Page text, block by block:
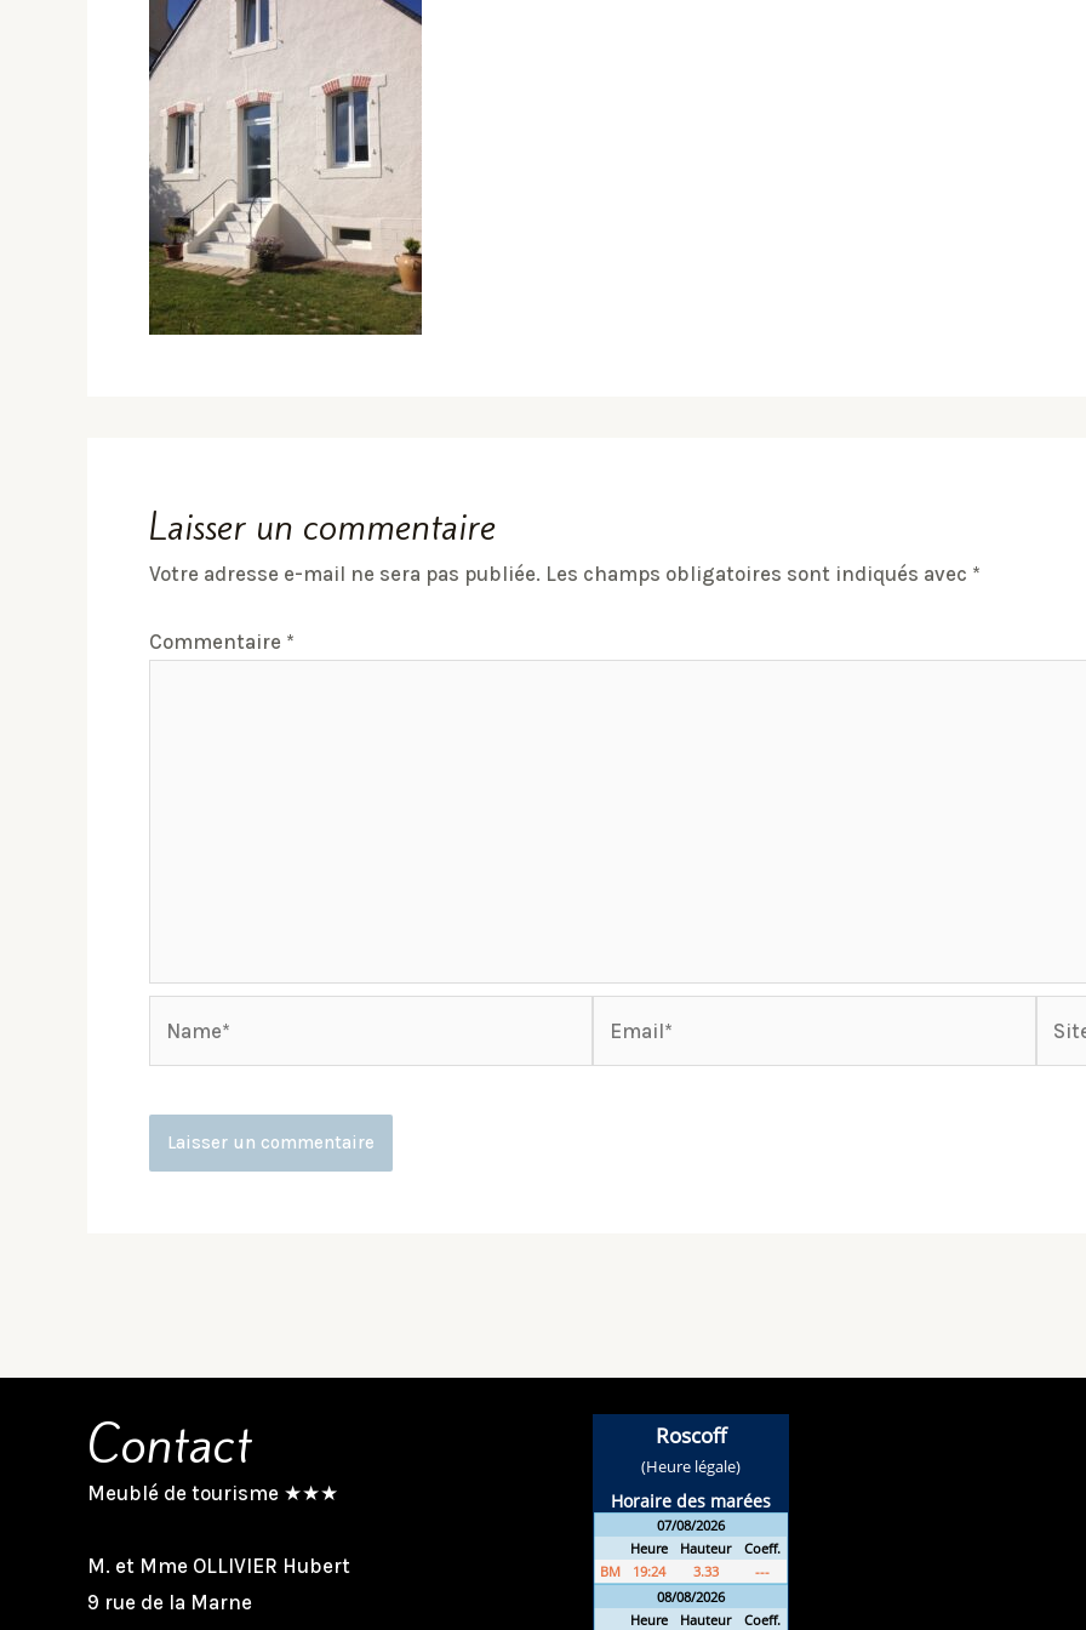
Laisser un commentaire
Votre adresse e-mail ne sera pas publiée. Les champs obligatoires sont indiqués avec *
Commentaire *
Contact
Meublé de tourisme ★★★
M. et Mme OLLIVIER Hubert
9 rue de la Marne